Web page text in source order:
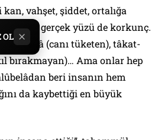
OL
vahşet, şiddet, ortalığa
savaşın gerçek yüzü de korkunç.
fersâ (canı tüketen), tâkat-
bırakmayan)… Ama onlar hep
beri insanın hem
da kaybettiği en büyük